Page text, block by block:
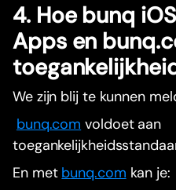
4. Hoe bunq
Apps en
We zijn blij te kunnen
bunq.com voldoet aan
En met bunq.com kan je: